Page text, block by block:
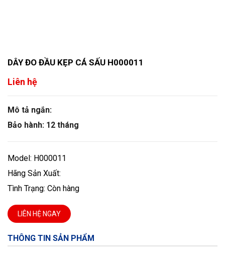
DÂY ĐO ĐẦU KẸP CÁ SẤU H000011
Liên hệ
Mô tả ngắn:
Bảo hành: 12 tháng
Model: H000011
Hãng Sản Xuất:
Tình Trạng: Còn hàng
LIÊN HỆ NGAY
THÔNG TIN SẢN PHẨM